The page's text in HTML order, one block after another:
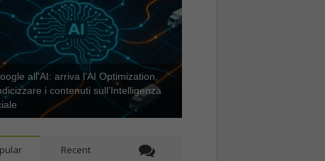
all’AI: arriva l’AI Optimization,
i contenuti sull’Intelligenza
Recent